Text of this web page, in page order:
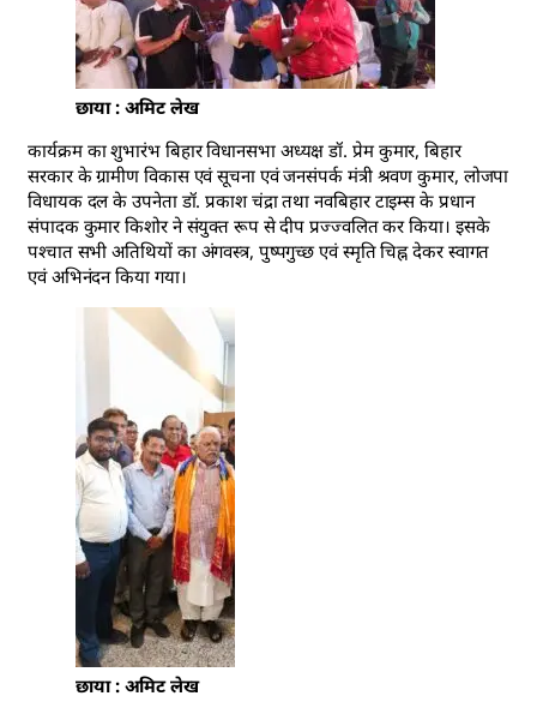
छाया : अमिट लेख
कार्यक्रम का शुभारंभ बिहार विधानसभा अध्यक्ष डॉ. प्रेम कुमार, बिहार
सरकार के ग्रामीण विकास एवं सूचना एवं जनसंपर्क मंत्री श्रवण कुमार, लोजपा
विधायक दल के उपनेता डॉ. प्रकाश चंद्रा तथा नवबिहार टाइम्स के प्रधान
संपादक कुमार किशोर ने संयुक्त रूप से दीप प्रज्ज्वलित कर किया। इसके
पश्चात सभी अतिथियों का अंगवस्त्र, पुष्पगुच्छ एवं स्मृति चिह्न देकर स्वागत
एवं अभिनंदन किया गया।
छाया : अमिट लेख